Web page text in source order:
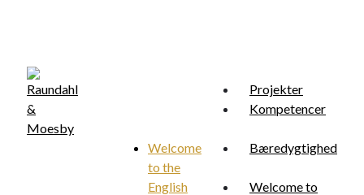
content
Welcome
to the
English
Projekter
Kompetencer
Bæredygtighed
Welcome to